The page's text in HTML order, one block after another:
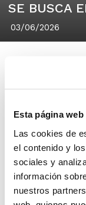
Esta página
Las cookies de
el contenido y
sociales y
información
nuestros
SE BUSCA
03/06/2026
Mislata
Mislata
Desde
nuestro